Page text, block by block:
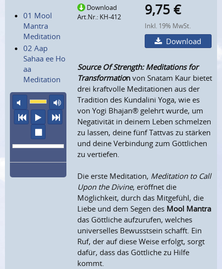
01 Mool
Mantra
Meditation
02 Aap
Sahaa ee Ho
aa
Meditation
Ton aus
maximale Laustärke
vorheriger Titel
Abspielennächster Titel
Wiedergabe stoppen
Download
Art.Nr.: KH-412
9,75 €
Inkl. 19% MwSt.
Download
Source Of Strength: Meditations for
Transformation von Snatam Kaur bietet
drei kraftvolle Meditationen aus der
Tradition des Kundalini Yoga, wie es
von Yogi Bhajan® gelehrt wurde, um
Negativität in deinem Leben schmelzen
zu lassen, deine fünf Tattvas zu stärken
und deine Verbindung zum Göttlichen
zu vertiefen.
Die erste Meditation, Meditation to Call
Upon the Divine, eröffnet die
Möglichkeit, durch das Mitgefühl, die
Liebe und dem Segen des Mool Mantra
das Göttliche aufzurufen, welches
universelles Bewusstsein schafft. Ein
Ruf, der auf diese Weise erfolgt, sorgt
dafür, dass das Göttliche zu Hilfe
kommt.